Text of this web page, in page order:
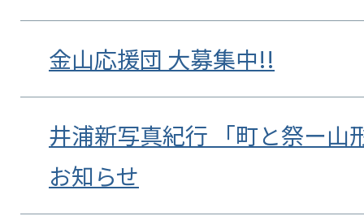
金山応援団 大募集中!!
井浦新写真紀行 「町と祭ー山
お知らせ